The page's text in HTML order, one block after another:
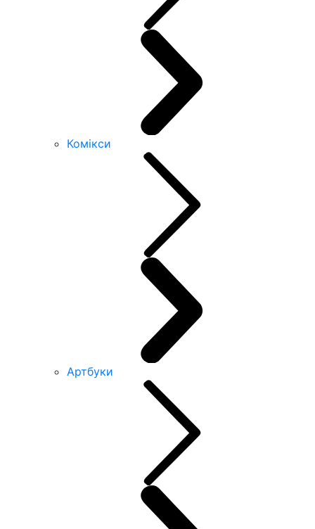
Комікси
Артбуки